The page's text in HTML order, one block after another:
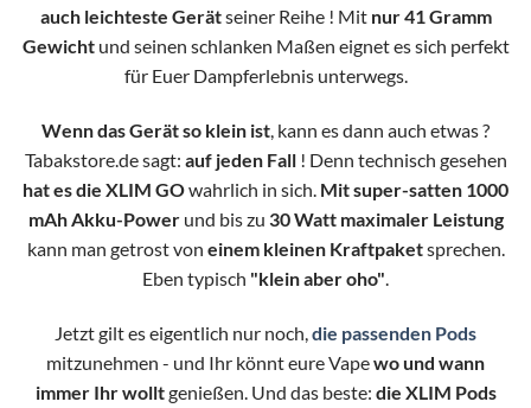
auch leichteste Gerätseiner Reihe ! Mit nur 41 Gramm
Gewichtund seinen schlanken Maßen eignet es sich perfekt
für Euer Dampferlebnis unterwegs.
Wenn das Gerät so klein ist, kann es dann auch etwas ?
Tabakstore.de sagt: auf jeden Fall! Denn technisch gesehen
hat es die XLIM GOwahrlich in sich. Mit super-satten 1000
mAh Akku-Powerund bis zu 30 Watt maximaler Leistung
kann man getrost von einem kleinen Kraftpaketsprechen.
Eben typisch "klein aber oho".
Jetzt gilt es eigentlich nur noch, die passenden Pods
mitzunehmen - und Ihr könnt eure Vapewo und wann
immer Ihr wolltgenießen. Und das beste: die XLIM Pods